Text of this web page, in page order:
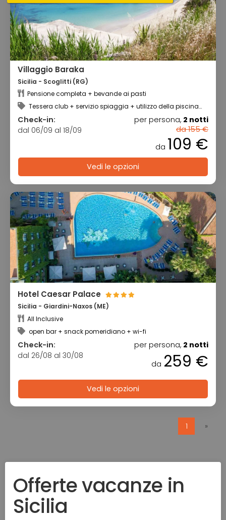
Villaggio Baraka
Sicilia - Scoglitti (RG)
Pensione completa + bevande ai pasti
Tessera club + servizio spiaggia + utilizzo della piscina
Check-in:
dal 06/09 al 18/09
per persona, 2 notti
da 155 €
da 109 €
Vedi le opzioni
Hotel Caesar Palace
Sicilia - Giardini-Naxos (ME)
All Inclusive
open bar + snack pomeridiano + wi-fi
Check-in:
dal 26/08 al 30/08
per persona, 2 notti
da 259 €
Vedi le opzioni
1 »
Offerte vacanze in
Sicilia